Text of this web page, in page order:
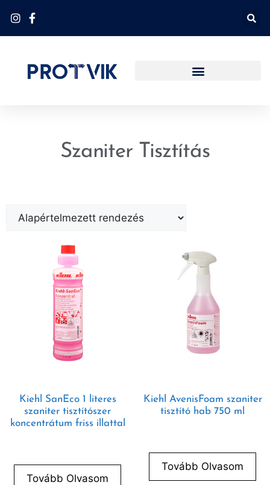
Szaniter Tisztítás
Kiehl SanEco 1 literes
szaniter tisztítószer
koncentrátum friss illattal
Tovább Olvasom
Kiehl AvenisFoam szaniter
tisztító hab 750 ml
Tovább Olvasom